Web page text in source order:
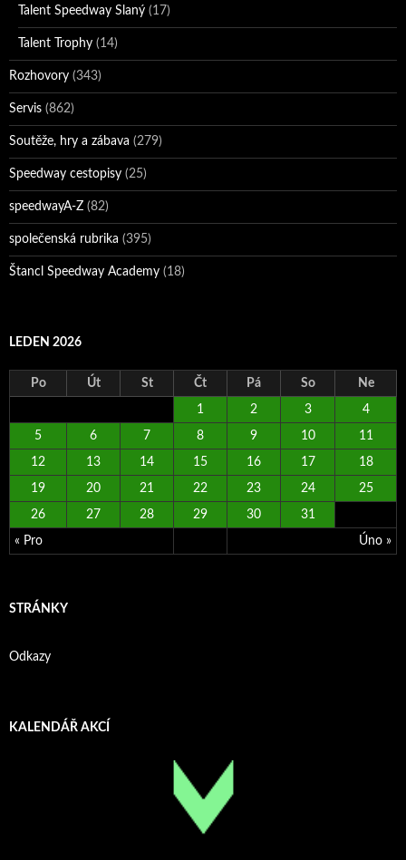
Talent Speedway Slaný (17)
Talent Trophy (14)
Rozhovory (343)
Servis (862)
Soutěže, hry a zábava (279)
Speedway cestopisy (25)
speedwayA-Z (82)
společenská rubrika (395)
Štancl Speedway Academy (18)
LEDEN 2026
Po Út St Čt Pá So Ne
« Pro Úno »
1 2 3 4
5 6 7 8 9 10 11
12 13 14 15 16 17 18
19 20 21 22 23 24 25
26 27 28 29 30 31
STRÁNKY
Odkazy
KALENDÁŘ AKCÍ